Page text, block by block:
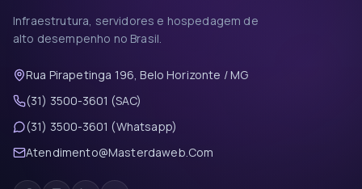
Infraestrutura, servidores e hospedagem de
alto desempenho no Brasil.
Rua Pirapetinga 196, Belo Horizonte / MG
(31) 3500-3601 (SAC)
(31) 3500-3601 (Whatsapp)
Atendimento@Masterdaweb.Com